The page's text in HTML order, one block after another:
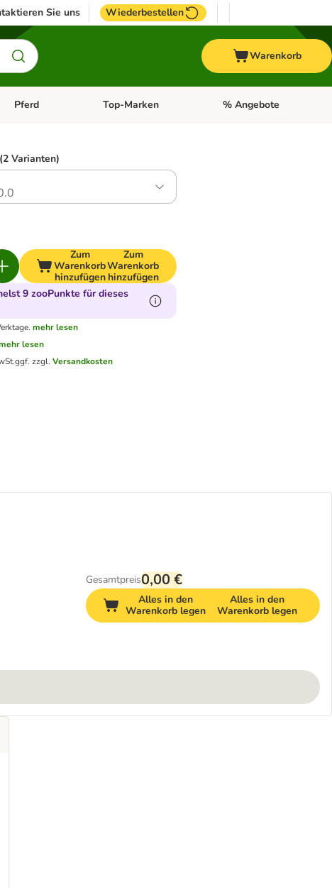
Sie uns Wiederbestellen
Warenkorb
Fisch
Kategorie-Menü öffnen: Vogel
Pferd Kategorie-Menü öffnen: Pferd
Top-Marken Kategorie-Menü öffnen:
% Angebote
Varianten)
Zum
Warenkorb
hinzufügen
Zum
Warenkorb
hinzufügen
9 zooPunkte für dieses
mehr lesen
lesen
ggf. zzgl.Versandkosten
Gesamtpreis0,00 €
Alles in den
Warenkorb legen
Alles in den
Warenkorb legen